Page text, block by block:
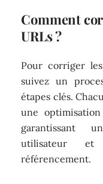
Comment
URLs ?
Pour corriger
suivez un
étapes clés.
une
garantissant
utilisateur
référencement.